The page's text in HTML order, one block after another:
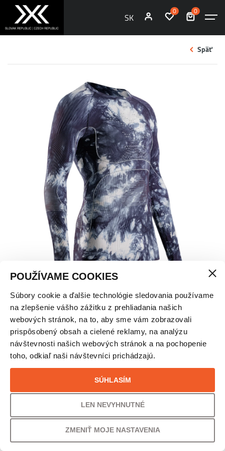
POUŽÍVAME COOKIES
Súbory cookie a ďalšie technológie sledovania používame
na zlepšenie vášho zážitku z prehliadania našich
webových stránok, na to, aby sme vám zobrazovali
prispôsobený obsah a cielené reklamy, na analýzu
návštevnosti našich webových stránok a na pochopenie
toho, odkiaľ naši návštevníci prichádzajú.
SÚHLASÍM
LEN NEVYHNUTNÉ
ZMENIŤ MOJE NASTAVENIA
SK
0 0
Späť
X-BIONIC® ENERGY ACCUMULATOR WILD
TERMOTRIČKO – UNISEX
VEĽKOSŤ
VAŠA CENA
155,00€ 126,02€